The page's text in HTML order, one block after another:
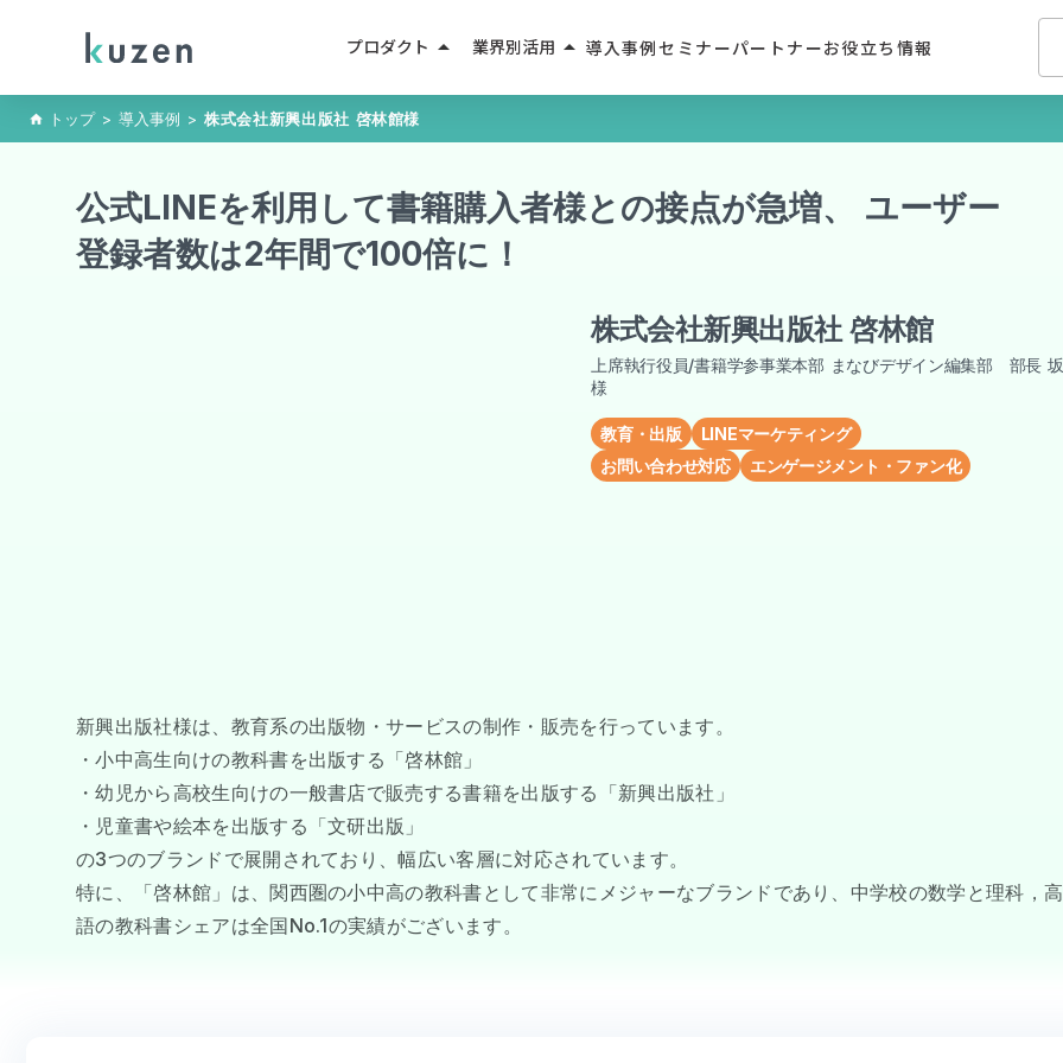
home トップ > 導入事例 > 株式会社新興出版社 啓林館様
プロダクト arrow_drop_up
LINEミニアプリ
AIエージェント
業界別活用 arrow_drop_up
不動産・住宅業界
EC・D2C
導入事例 セミナーパートナーお役立ち情報
公式LINEを利用して書籍購入者様との接点が急増、 ユーザー
登録者数は2年間で100倍に！
株式会社新興出版社 啓林館
上席執行役員/書籍学参事業本部 まなびデザイン編集部 部長
様
教育・出版
LINEマーケティング
お問い合わせ対応
エンゲージメント・ファン化
新興出版社様は、教育系の出版物・サービスの制作・販売を行っています。
・小中高生向けの教科書を出版する「啓林館」
・幼児から高校生向けの一般書店で販売する書籍を出版する「新興出版社」
・児童書や絵本を出版する「文研出版」
の3つのブランドで展開されており、幅広い客層に対応されています。
特に、「啓林館」は、関西圏の小中高の教科書として非常にメジャーなブランドであり、中学校の数学と理科，
語の教科書シェアは全国No.1の実績がございます。